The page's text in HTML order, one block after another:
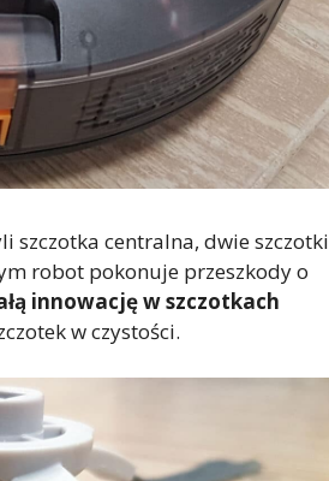
szczotka centralna, dwie szczotki
robot pokonuje przeszkody o
innowację w szczotkach
w czystości.